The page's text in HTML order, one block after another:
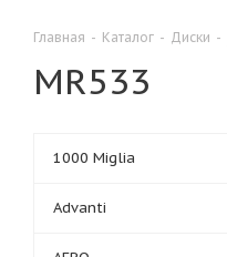
Главная - Каталог - Диски -
MR533
1000 Miglia
Advanti